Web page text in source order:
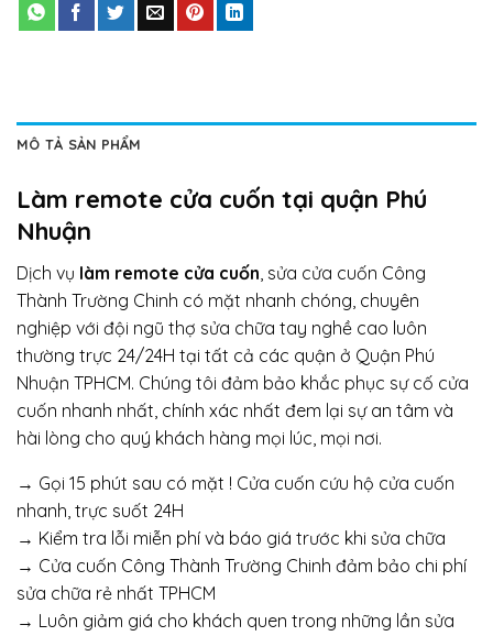
MÔ TẢ SẢN PHẨM
​​​​​​​Làm remote cửa cuốn tại quận Phú
Nhuận
Dịch vụ làm remote cửa cuốn, sửa cửa cuốn Công
Thành Trường Chinh có mặt nhanh chóng, chuyên
nghiệp với đội ngũ thợ sửa chữa tay nghề cao luôn
thường trực 24/24H tại tất cả các quận ở Quận Phú
Nhuận TPHCM. Chúng tôi đảm bảo khắc phục sự cố cửa
cuốn nhanh nhất, chính xác nhất đem lại sự an tâm và
hài lòng cho quý khách hàng mọi lúc, mọi nơi.
→ Gọi 15 phút sau có mặt ! Cửa cuốn cứu hộ cửa cuốn
nhanh, trực suốt 24H
→ Kiểm tra lỗi miễn phí và báo giá trước khi sửa chữa
→ Cửa cuốn Công Thành Trường Chinh đảm bảo chi phí
sửa chữa rẻ nhất TPHCM
→ Luôn giảm giá cho khách quen trong những lần sửa